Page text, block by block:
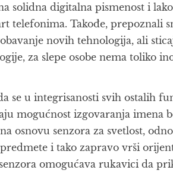
solidna digitalna pismenost i
telefonima. Takođe, prepoznali
novih tehnologija, ali
za slepe osobe nema toliko
se u integrisanosti svih ostalih
mogućnost izgovaranja imena
osnovu senzora za svetlost,
i tako zapravo vrši
omogućava rukavici da